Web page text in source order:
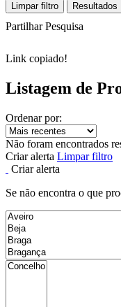
Limpar filtro Resultados
Partilhar Pesquisa
Link copiado!
Listagem de
Ordenar por:
Não foram encontrados
Criar alerta Limpar filtro
Criar alerta
Se não encontra o que